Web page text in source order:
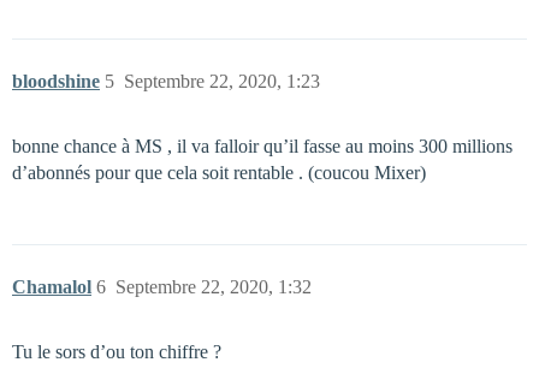
bloodshine Septembre 22, 2020, 1:23
5
bonne chance à MS , il va falloir qu’il fasse au moins 300 millions
d’abonnés pour que cela soit rentable . (coucou Mixer)
Chamalol Septembre 22, 2020, 1:32
6
Tu le sors d’ou ton chiffre ?